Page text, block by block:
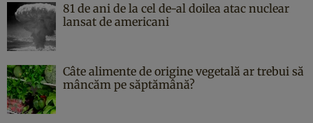
81 de ani de la cel de-al doilea atac nuclear
lansat de americani
Câte alimente de origine vegetală ar trebui să
mâncăm pe săptămână?